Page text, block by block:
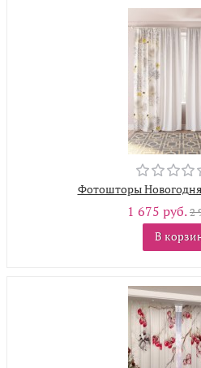
Фотошторы
1 675 руб.2
В